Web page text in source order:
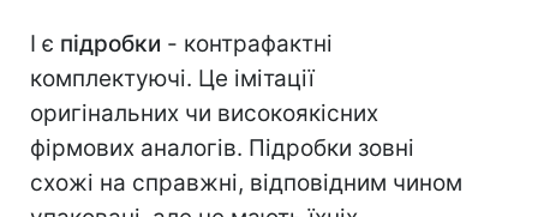
І є підробки - контрафактні
комплектуючі. Це імітації
оригінальних чи високоякісних
фірмових аналогів. Підробки зовні
схожі на справжні, відповідним чином